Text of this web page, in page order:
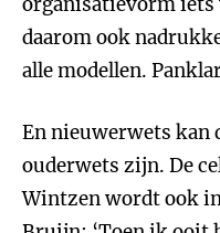
daarom ook
alle modellen.
En nieuwerwets kan
ouderwets zijn. De
Wintzen wordt ook